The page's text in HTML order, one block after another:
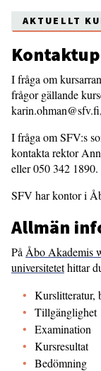
AKTUELLT
I fråga om
frågor gällande
I fråga om SFV:s
kontakta rektor
eller 050 342 1890.
SFV har kontor i
Allmän
På Åbo Akademis
universitetethittar
Kurslitteratur,
Tillgänglighet
Examination
Kursresultat
Bedömning